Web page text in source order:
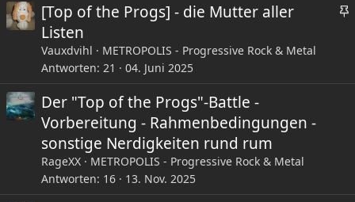
p
[Top of the Progs] - die Mutter aller
Listen
Vauxdvihl
METROPOLIS - Progressive Rock & Metal
Antworten 21 04. Juni 2025
Der "Top of the Progs"-Battle -
Vorbereitung - Rahmenbedingungen -
sonstige Nerdigkeiten rund rum
RageXX
METROPOLIS - Progressive Rock & Metal
Antworten 16 13. Nov. 2025